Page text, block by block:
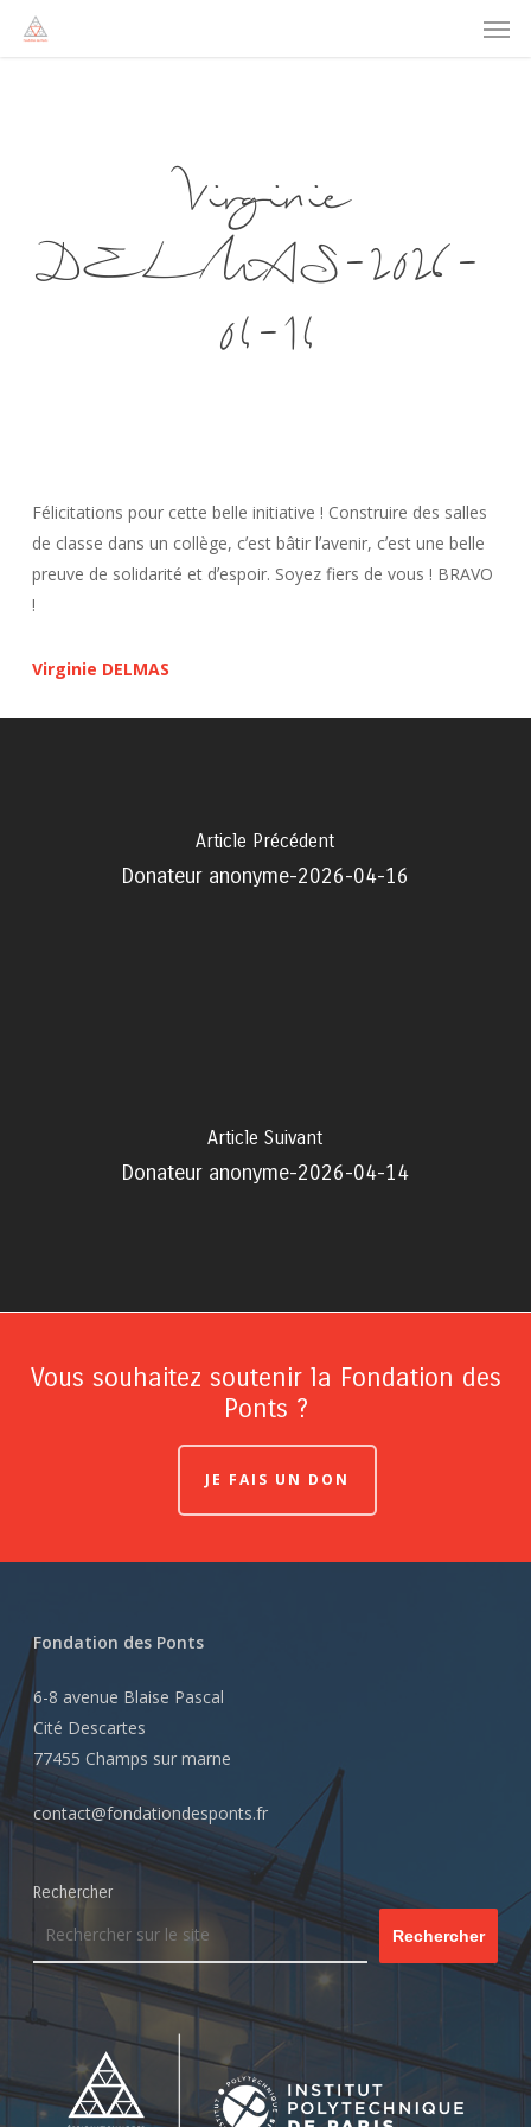
Virginie
DELMAS-2026-
04-14
Félicitations pour cette belle initiative ! Construire des salles
de classe dans un collège, cʼest bâtir lʼavenir, cʼest une belle
preuve de solidarité et dʼespoir. Soyez fiers de vous ! BRAVO
!
Virginie DELMAS
Article Précédent
Donateur anonyme-2026-04-16
Article Suivant
Donateur anonyme-2026-04-14
Vous souhaitez soutenir la Fondation des
Ponts ?
JE FAIS UN DON
Fondation des Ponts
6-8 avenue Blaise Pascal
Cité Descartes
77455 Champs sur marne
contact@fondationdesponts.fr
Rechercher
Rechercher